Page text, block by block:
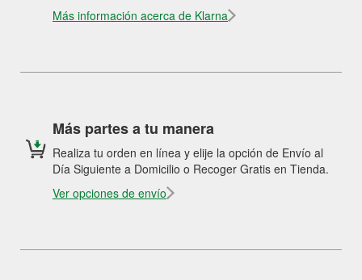
Más información acerca de Klarna
Más partes a tu manera
Realiza tu orden en línea y elije la opción de Envío al
Día Siguiente a Domicilio o Recoger Gratis en Tienda.
Ver opciones de envío